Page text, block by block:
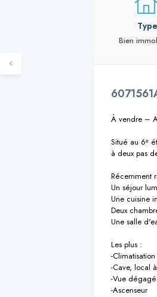
Type
Bien
À vendre –
Situé au 6ᵉ
à deux pas
Récemment
Un séjour
Une cuisine
Deux
Une salle
Les plus :
-
-Cave, local
-Vue
-Ascenseur